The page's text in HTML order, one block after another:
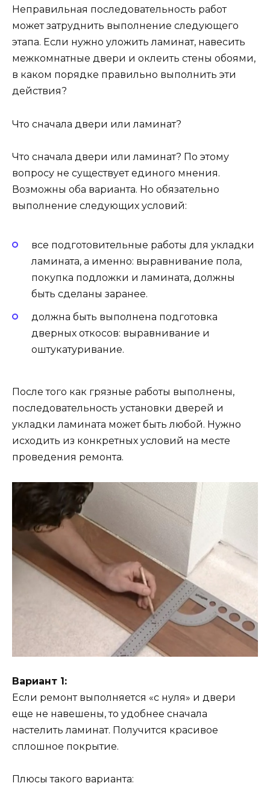
Неправильная последовательность работ
может затруднить выполнение следующего
этапа. Если нужно уложить ламинат, навесить
межкомнатные двери и оклеить стены обоями,
в каком порядке правильно выполнить эти
действия?
Что сначала двери или ламинат?
Что сначала двери или ламинат? По этому
вопросу не существует единого мнения.
Возможны оба варианта. Но обязательно
выполнение следующих условий:
все подготовительные работы для укладки
ламината, а именно: выравнивание пола,
покупка подложки и ламината, должны
быть сделаны заранее.
должна быть выполнена подготовка
дверных откосов: выравнивание и
оштукатуривание.
После того как грязные работы выполнены,
последовательность установки дверей и
укладки ламината может быть любой. Нужно
исходить из конкретных условий на месте
проведения ремонта.
Вариант 1:
Если ремонт выполняется «с нуля» и двери
еще не навешены, то удобнее сначала
настелить ламинат. Получится красивое
сплошное покрытие.
Плюсы такого варианта: